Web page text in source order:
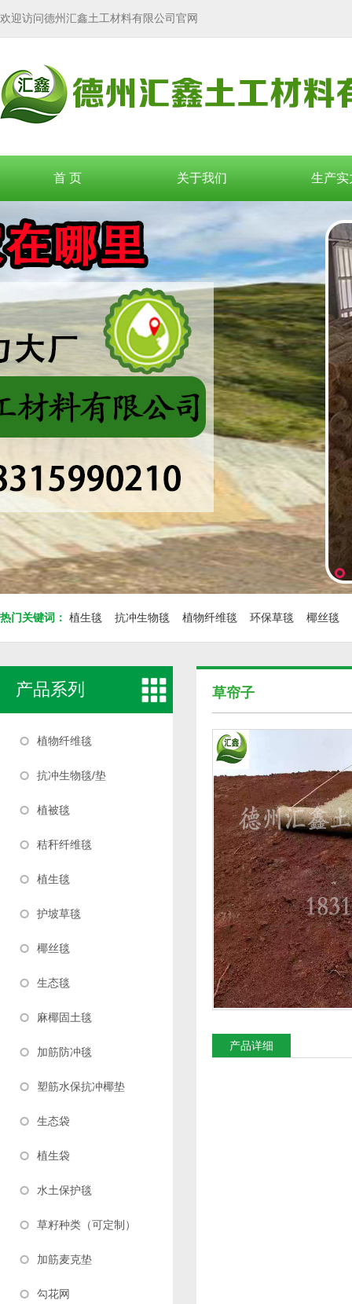
欢迎访问德州汇鑫土工材料有限公司官网
首 页 关于我们 生产实
热门关键词： 植生毯 抗冲生物毯 植物纤维毯 环保草毯 椰丝毯
产品系列
植物纤维毯
抗冲生物毯/垫
植被毯
秸秆纤维毯
植生毯
护坡草毯
椰丝毯
生态毯
麻椰固土毯
加筋防冲毯
塑筋水保抗冲椰垫
生态袋
植生袋
水土保护毯
草籽种类（可定制）
加筋麦克垫
勾花网
草帘子
产品详细